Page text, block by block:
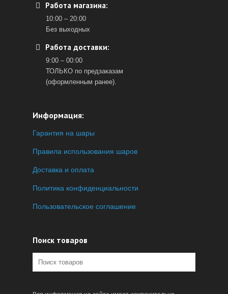
Работа магазина:
10:00 – 20:00
Без выходных
Работа доставки:
9:00 – 00:00
ТОЛЬКО по предзаказам
(оформленным ранее).
Информация:
Гарантия на шары
Правила использования шаров
Доставка и оплата
Политика конфиденциальности
Пользовательское соглашение
Поиск товаров